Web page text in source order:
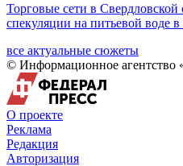
Торговые сети в Свердловской
спекуляции на питьевой воде в
все актуальные сюжеты
© Информационное агентство
О проекте
Реклама
Редакция
Авторизация